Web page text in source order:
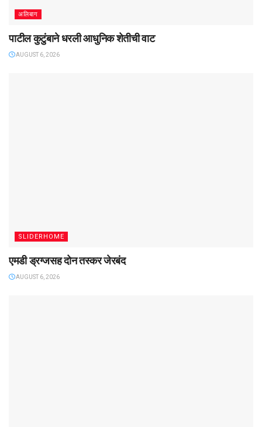
अलिबाग
पाटील कुटुंबाने धरली आधुनिक शेतीची वाट
AUGUST 6, 2026
SLIDERHOME
एमडी ड्रग्जसह दोन तस्कर जेरबंद
AUGUST 6, 2026